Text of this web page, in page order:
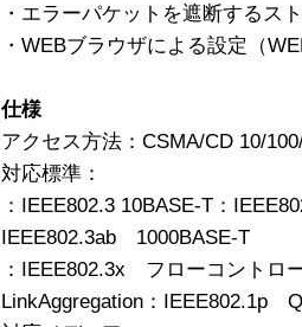
・エラーパケットを遮断するス
・WEBブラウザによる設定（
仕様
アクセス方法：CSMA/CD 10/
対応標準：
：IEEE802.3 10BASE-T：
IEEE802.3ab 1000BASE-T
：IEEE802.3x フローコント
LinkAggregation：IEEE802.1p